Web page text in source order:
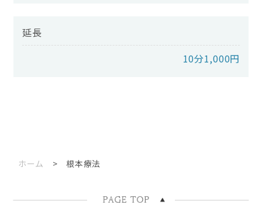
延長
10分1,000円
ホーム > 根本療法